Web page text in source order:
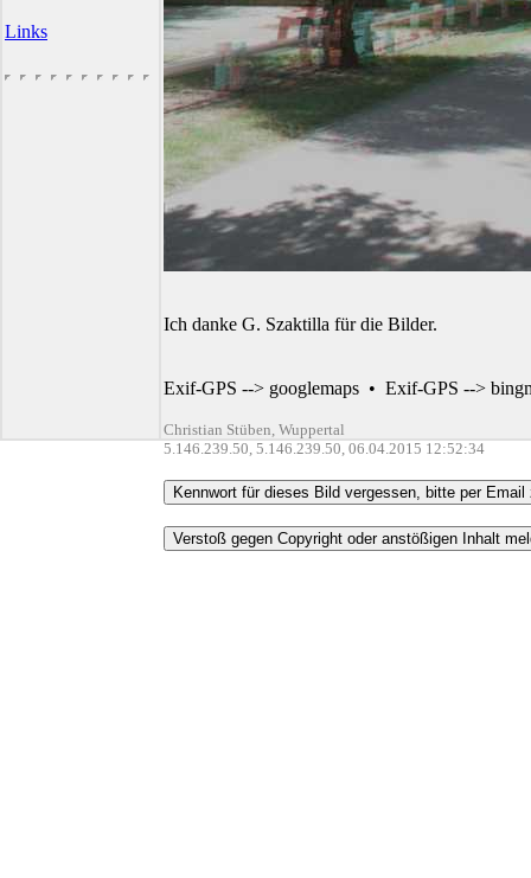
Links
Ich danke G. Szaktilla für die Bilder.
Exif-GPS --> googlemaps • Exif-GPS -->
Christian Stüben, Wuppertal
5.146.239.50, 5.146.239.50, 06.04.2015 12:52:34